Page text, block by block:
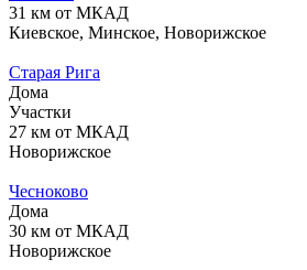
31 км от МКАД
Киевское, Минское, Новорижское
Старая Рига
Дома
Участки
27 км от МКАД
Новорижское
Чесноково
Дома
30 км от МКАД
Новорижское